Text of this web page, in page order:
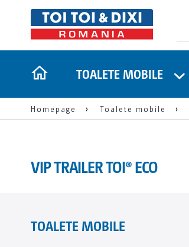
TOALETE MOBILE
Homepage Toalete mobile
VIP TRAILER TOI® ECO
TOALETE MOBILE